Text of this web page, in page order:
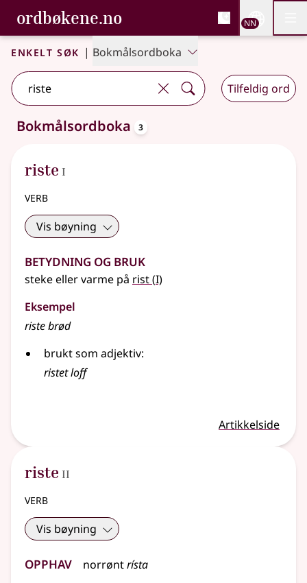
Gå til hovudinnhald
Tilgjenge
ordbøkene.no, Bokmålsordboka og
Bokmålsordboka og Nynorskordboka
NN
Enkelt søk | Bokmålsordboka
Tilfeldig ord
3 treff.Ytterlegare søkjeforslag tilgjengelege
Bokmålsordboka 3
riste 1
I
verb
Vis bøyning
Betydning og bruk
steke eller varme på rist(1
I)
Eksempel
ristebrød
brukt som adjektiv:
ristet loff
Artikkelside
riste 2
II
verb
Vis bøyning
Opphav norrøntrísta